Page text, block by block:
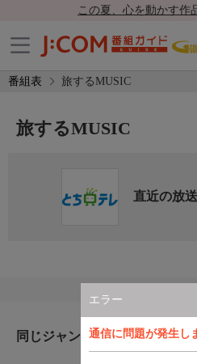
この夏、心を動かす作
番組表 旅するMUSIC
エラー
通信に問題が発生し
旅するMUSIC
直近の放
同じジャンルのおすすめ番組